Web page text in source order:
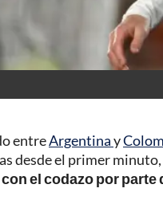
entreArgentinay
desde el primer
el codazo por parte